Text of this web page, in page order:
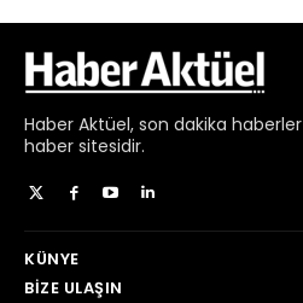
Haber Aktüel, son dakika haberler
haber sitesidir.
KÜNYE
BIZE ULAŞIN